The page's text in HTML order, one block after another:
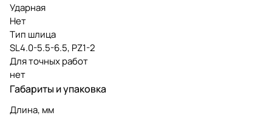
Ударная
Нет
Тип шлица
SL4.0-5.5-6.5, PZ1-2
Для точных работ
нет
Габариты и упаковка
Длина, мм